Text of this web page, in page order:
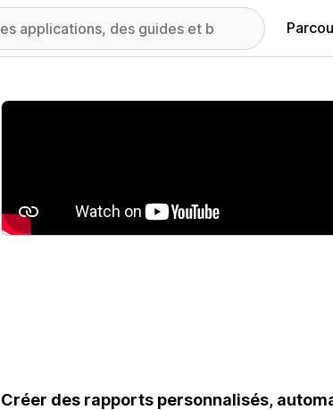
Galerie d’images vedette
Créer des rapports personnalisés,